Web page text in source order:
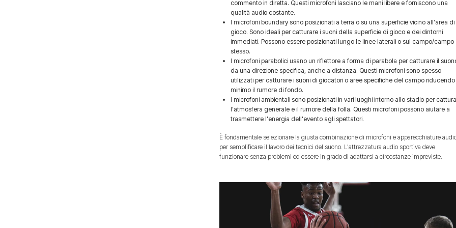
commento in diretta. Questi microfoni lasciano le mani libere e forniscono una
qualità audio costante.
I microfoni boundary sono posizionati a terra o su una superficie vicino all'area di
gioco. Sono ideali per catturare i suoni della superficie di gioco e dei dintorni
immediati. Possono essere posizionati lungo le linee laterali o sul campo/campo
stesso.
I microfoni parabolici usano un riflettore a forma di parabola per catturare il
da una direzione specifica, anche a distanza. Questi microfoni sono spesso
utilizzati per catturare i suoni di giocatori o aree specifiche del campo riducendo
minimo il rumore di fondo.
I microfoni ambientali sono posizionati in vari luoghi intorno allo stadio per
l'atmosfera generale e il rumore della folla. Questi microfoni possono aiutare a
trasmettere l'energia dell'evento agli spettatori.
È fondamentale selezionare la giusta combinazione di microfoni e apparecchiature
per semplificare il lavoro dei tecnici del suono. L'attrezzatura audio sportiva deve
funzionare senza problemi ed essere in grado di adattarsi a circostanze impreviste.